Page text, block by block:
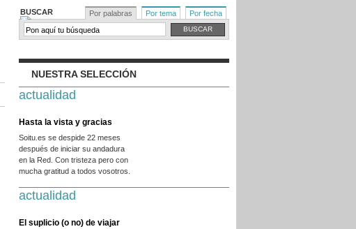
BUSCAR Por palabras Por tema Por fecha
NUESTRA SELECCIÓN
actualidad
Hasta la vista y gracias
Soitu.es se despide 22 meses
después de iniciar su andadura
en la Red. Con tristeza pero con
mucha gratitud a todos vosotros.
actualidad
El suplicio (o no) de viajar